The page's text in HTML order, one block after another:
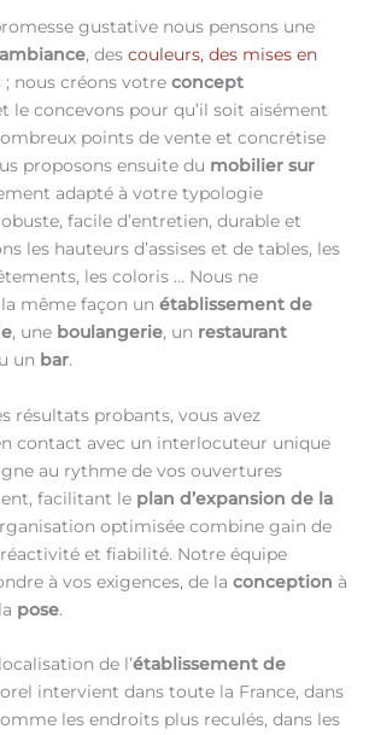
gustative nous pensons une
ambiance, des couleurs, des mises en
; nous créons votre concept
le concevons pour qu’il soit aisément
points de vente et concrétise
proposons ensuite du mobilier sur
adapté à votre typologie
facile d’entretien, durable et
les hauteurs d’assises et de tables, les
les coloris … Nous ne
même façon un établissement de
, une boulangerie, un restaurant
un bar.
résultats probants, vous avez
contact avec un interlocuteur unique
au rythme de vos ouvertures
facilitant le plan d’expansion de la
optimisée combine gain de
et fiabilité. Notre équipe
à vos exigences, de la conception à
pose.
de l’établissement de
intervient dans toute la France, dans
les endroits plus reculés, dans les